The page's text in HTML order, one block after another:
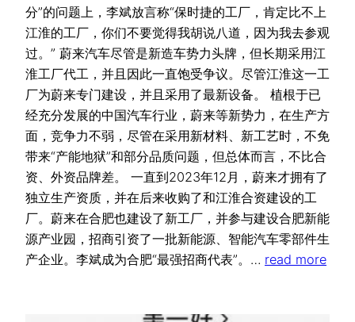
分”的问题上，李斌放言称“保时捷的工厂，肯定比不上
江淮的工厂，你们不要觉得我胡说八道，因为我去参观
过。” 蔚来汽车尽管是新造车势力头牌，但长期采用江
淮工厂代工，并且因此一直饱受争议。尽管江淮这一工
厂为蔚来专门建设，并且采用了最新设备。 植根于已
经充分发展的中国汽车行业，蔚来等新势力，在生产方
面，竞争力不弱，尽管在采用新材料、新工艺时，不免
带来“产能地狱”和部分品质问题，但总体而言，不比合
资、外资品牌差。 一直到2023年12月，蔚来才拥有了
独立生产资质，并在后来收购了和江淮合资建设的工
厂。蔚来在合肥也建设了新工厂，并参与建设合肥新能
源产业园，招商引资了一批新能源、智能汽车零部件生
产企业。李斌成为合肥“最强招商代表”。… read more